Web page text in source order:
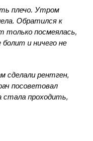
плечо. Утром
Обратился к
только посмеялась,
и ничего не
сделали рентген,
посоветовал
стала проходить,